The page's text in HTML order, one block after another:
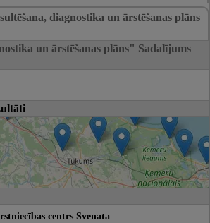
diagnostika un ārstēšanas plāns
un ārstēšanas plāns" Sadalījums
centrs Svenata